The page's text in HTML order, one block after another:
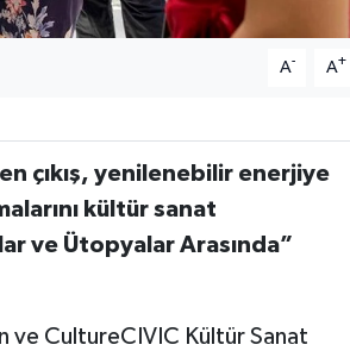
A- A+
çıkış, yenilenebilir enerjiye
kültür sanat
ve Ütopyalar Arasında”
ve CultureCIVIC Kültür Sanat